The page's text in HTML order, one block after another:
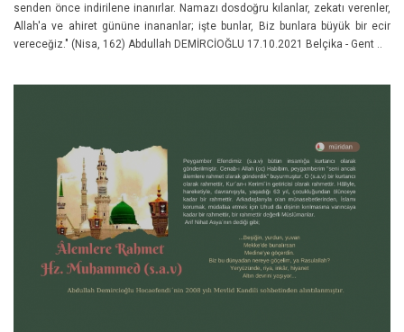
senden önce indirilene inanırlar. Namazı dosdoğru kılanlar, zekatı verenler,
Allah'a ve ahiret gününe inananlar; işte bunlar, Biz bunlara büyük bir ecir
vereceğiz." (Nisa, 162) Abdullah DEMİRCİOĞLU 17.10.2021 Belçika - Gent ..